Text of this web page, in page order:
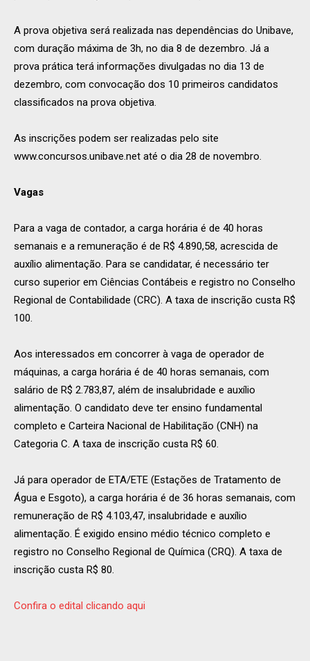
A prova objetiva será realizada nas dependências do Unibave,
com duração máxima de 3h, no dia 8 de dezembro. Já a
prova prática terá informações divulgadas no dia 13 de
dezembro, com convocação dos 10 primeiros candidatos
classificados na prova objetiva.
As inscrições podem ser realizadas pelo site
www.concursos.unibave.net até o dia 28 de novembro.
Vagas
Para a vaga de contador, a carga horária é de 40 horas
semanais e a remuneração é de R$ 4.890,58, acrescida de
auxílio alimentação. Para se candidatar, é necessário ter
curso superior em Ciências Contábeis e registro no Conselho
Regional de Contabilidade (CRC). A taxa de inscrição custa R$
100.
Aos interessados em concorrer à vaga de operador de
máquinas, a carga horária é de 40 horas semanais, com
salário de R$ 2.783,87, além de insalubridade e auxílio
alimentação. O candidato deve ter ensino fundamental
completo e Carteira Nacional de Habilitação (CNH) na
Categoria C. A taxa de inscrição custa R$ 60.
Já para operador de ETA/ETE (Estações de Tratamento de
Água e Esgoto), a carga horária é de 36 horas semanais, com
remuneração de R$ 4.103,47, insalubridade e auxílio
alimentação. É exigido ensino médio técnico completo e
registro no Conselho Regional de Química (CRQ). A taxa de
inscrição custa R$ 80.
Confira o edital clicando aqui